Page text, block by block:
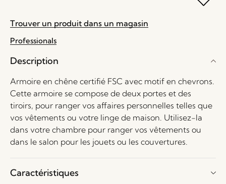
Trouver un produit dans un magasin
Professionals
Description
Armoire en chêne certifié FSC avec motif en chevrons.
Cette armoire se compose de deux portes et des
tiroirs, pour ranger vos affaires personnelles telles que
vos vêtements ou votre linge de maison. Utilisez-la
dans votre chambre pour ranger vos vêtements ou
dans le salon pour les jouets ou les couvertures.
Caractéristiques